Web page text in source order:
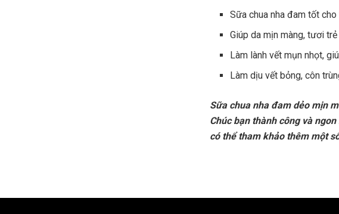
Sữa chua nha đam tốt
Giúp da mịn màng, tươi trẻ
Làm lành vết mụn nhọt,
Làm dịu vết bỏng, côn
Sữa chua nha đam dẻo mịn
Chúc bạn thành công và
có thể tham khảo thêm một